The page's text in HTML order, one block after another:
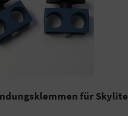
für Skylite